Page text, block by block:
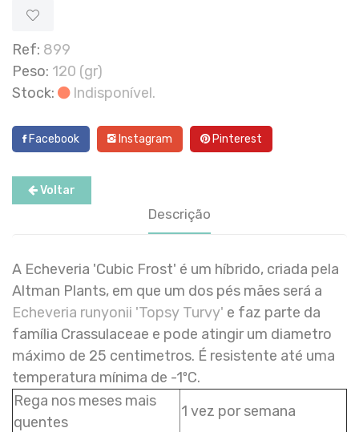
Ref: 899
Peso: 120 (gr)
Stock:
Indisponível.
Facebook Instagram Pinterest
Voltar
Descrição
A Echeveria 'Cubic Frost' é um híbrido, criada pela
Altman Plants, em que um dos pés mães será a
Echeveria runyonii 'Topsy Turvy' e faz parte da
família Crassulaceae e pode atingir um diametro
máximo de 25 centimetros. É resistente até uma
temperatura mínima de -1ºC.
Rega nos meses mais
quentes
1 vez por semana